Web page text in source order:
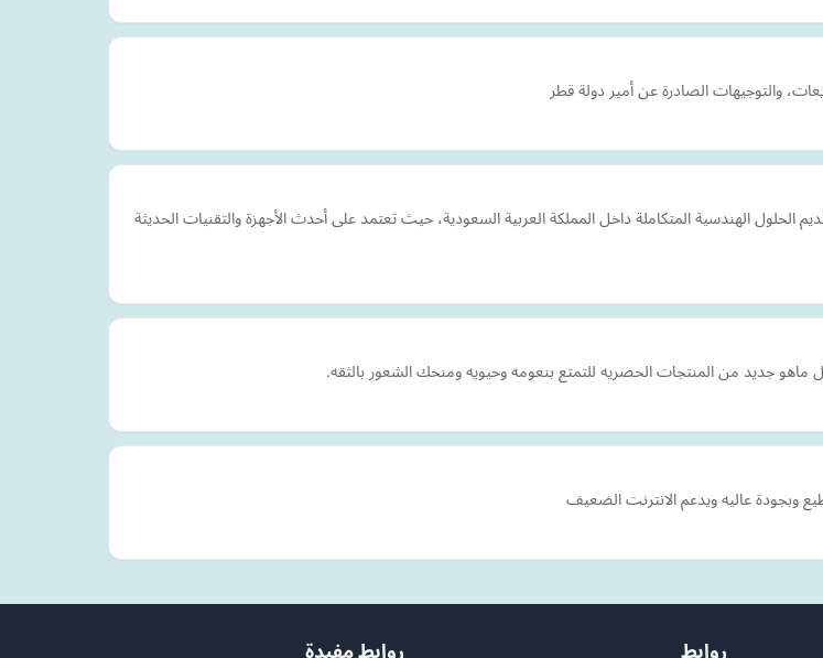
والتوجيهات الصادرة عن أمير دولة قطر
الهندسية المتكاملة داخل المملكة العربية السعودية، حيث تعتمد على أحدث الأجهزة والتقنيات الحديثة
ماهو جديد من المنتجات الحصريه للتمتع بنعومه وحيويه ومنحك الشعور بالثقه.
وبجودة عاليه ويدعم الانترنت الضعيف
روابط روابط مفيدة